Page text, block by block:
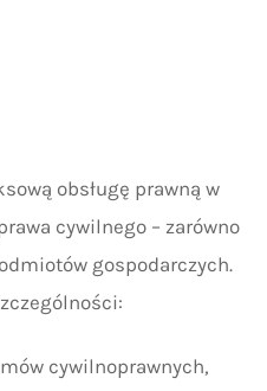
obsługę prawną w
cywilnego – zarówno
gospodarczych.
cywilnoprawnych,